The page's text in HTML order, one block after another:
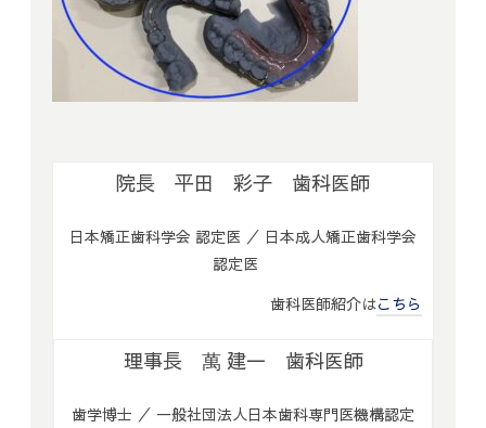
院長 平田 彩子 歯科医師
日本矯正歯科学会 認定医 ／ 日本成人矯正歯科学会
認定医
歯科医師紹介はこちら
理事長 萬 建一 歯科医師
歯学博士 ／ 一般社団法人日本歯科専門医機構認定